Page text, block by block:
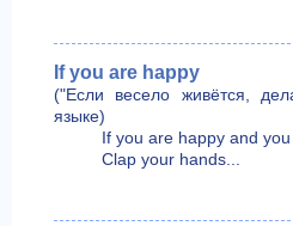
If you are happy
("Если весело живётся,
языке)
If you are happy and
Clap your hands...